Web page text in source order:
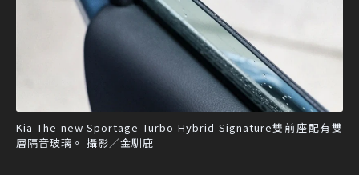
Kia The new Sportage Turbo Hybrid Signature雙前座配有雙
層隔音玻璃。 攝影／金馴鹿